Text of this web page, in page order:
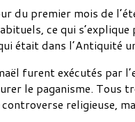
du premier mois de
ce qui
était dans l’Antiquité
furent exécutés par
le paganisme. Tous
controverse religieuse,